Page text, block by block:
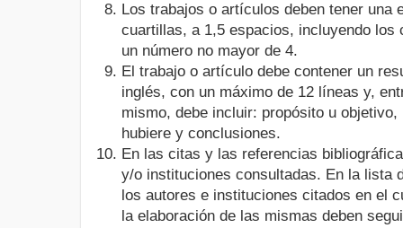
Los trabajos o artículos deben tener una
cuartillas, a 1,5 espacios, incluyendo
un número no mayor de 4.
El trabajo o artículo debe contener un
inglés, con un máximo de 12 líneas y,
mismo, debe incluir: propósito u
hubiere y conclusiones.
En las citas y las referencias
y/o instituciones consultadas. En la lista
los autores e instituciones citados en el
la elaboración de las mismas deben